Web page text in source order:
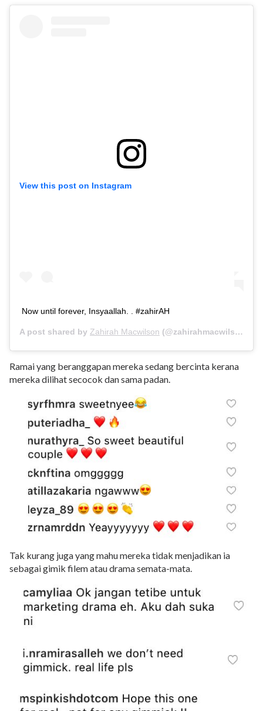
View this post on Instagram
Now until forever, Insyaallah. . #zahirAH
A post shared by Zahirah Macwilson (@zahirahmacwilson) on
Ramai yang beranggapan mereka sedang bercinta kerana
mereka dilihat secocok dan sama padan.
Tak kurang juga yang mahu mereka tidak menjadikan ia
sebagai gimik filem atau drama semata-mata.